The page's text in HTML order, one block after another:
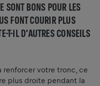
SONT BONS POUR LES
FONT COURIR PLUS
T-IL D’AUTRES CONSEILS
renforcer votre tronc, ce
plus droite pendant la